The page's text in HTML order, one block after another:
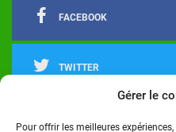
Gérer le
Pour offrir les meilleures
FACEBOOK
TWITTER